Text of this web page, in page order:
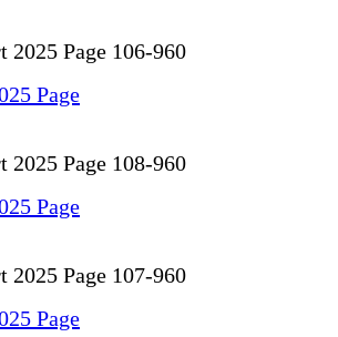
2025 Page 106-960
2025 Page 108-960
2025 Page 107-960